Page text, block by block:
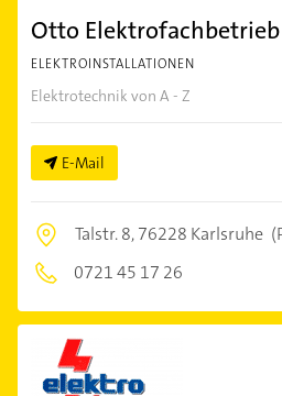
Otto Elektrofachbetrieb
ELEKTROINSTALLATIONEN
Elektrotechnik von A - Z
E-Mail
Talstr. 8,76228 Karlsruhe
0721 45 17 26